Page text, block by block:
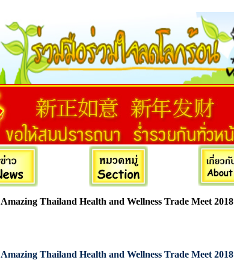
Amazing Thailand Health and Wellness Trade Meet 2018
Amazing Thailand Health and Wellness Trade Meet 2018